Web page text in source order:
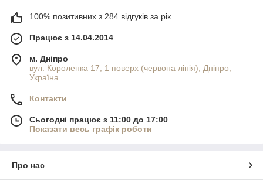
100% позитивних з 284 відгуків за рік
Працює з 14.04.2014
м. Дніпро
вул. Короленка 17, 1 поверх (червона лінія), Дніпро,
Україна
Контакти
Сьогодні працює з 11:00 до 17:00
Показати весь графік роботи
Про нас